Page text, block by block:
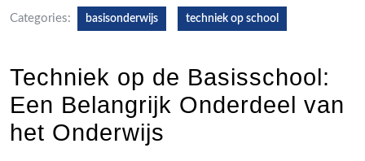
Categories: basisonderwijs techniek op school
Techniek op de Basisschool:
Een Belangrijk Onderdeel van
het Onderwijs